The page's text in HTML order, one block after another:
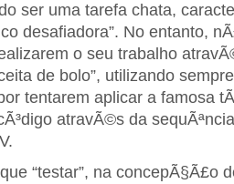
ser uma tarefa chata,
desafiadora”. No entanto,
o seu trabalho
de bolo”, utilizando
tentarem aplicar a famosa
atravÃ©s da
“testar”, na concepÃ§Ã£o